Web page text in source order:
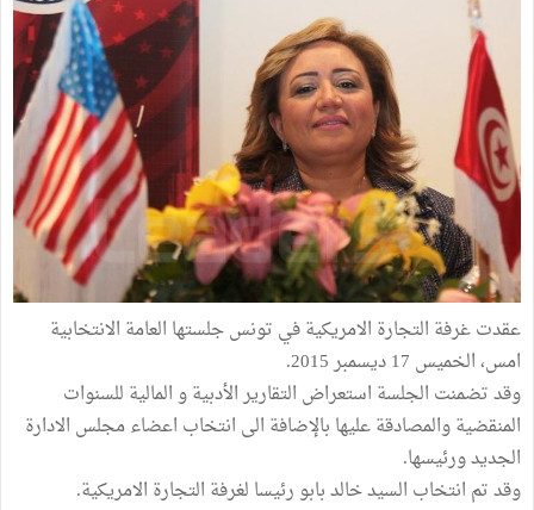
عقدت غرفة التجارة الامريكية في تونس جلستها العامة الانتخابية
امس، الخميس 17 ديسمبر 2015.
وقد تضمنت الجلسة استعراض التقارير الأدبية و المالية للسنوات
المنقضية والمصادقة عليها بالإضافة الى انتخاب اعضاء مجلس الادارة
الجديد ورئيسها.
وقد تم انتخاب السيد خالد بابو رئيسا لغرفة التجارة الامريكية.